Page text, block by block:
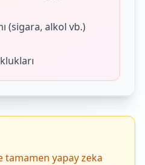
(sigara, alkol vb.)
tamamen yapay zeka